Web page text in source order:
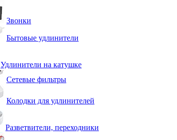
Звонки
Бытовые удлинители
Удлинители на катушке
Сетевые фильтры
Колодки для удлинителей
Разветвители, переходники